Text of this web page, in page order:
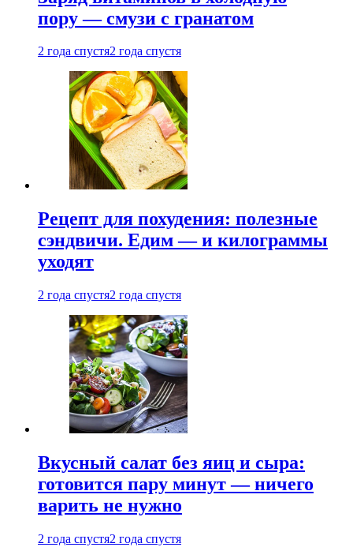
пору — смузи с гранатом
2 года спустя2 года спустя
Рецепт для похудения: полезные
сэндвичи. Едим — и килограммы
уходят
2 года спустя2 года спустя
Вкусный салат без яиц и сыра:
готовится пару минут — ничего
варить не нужно
2 года спустя2 года спустя